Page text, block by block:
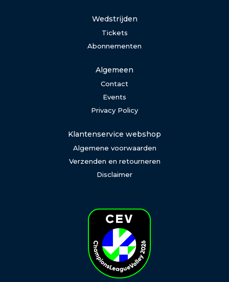
Wedstrijden
Tickets
Abonnementen
Algemeen
Contact
Events
Privacy Policy
Klantenservice webshop
Algemene voorwaarden
Verzenden en retourneren
Disclaimer